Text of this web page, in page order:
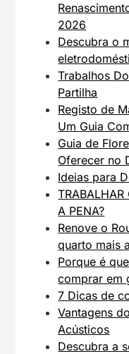
2026
Descubra o
Trabalhos
Partilha
Registo de
Um Guia
Guia de
Oferecer no
Ideias para
TRABALHAR
A PENA?
Renove o
quarto mais
Porque é
comprar em
7 Dicas de
Vantagens
Acústicos
Descubra a